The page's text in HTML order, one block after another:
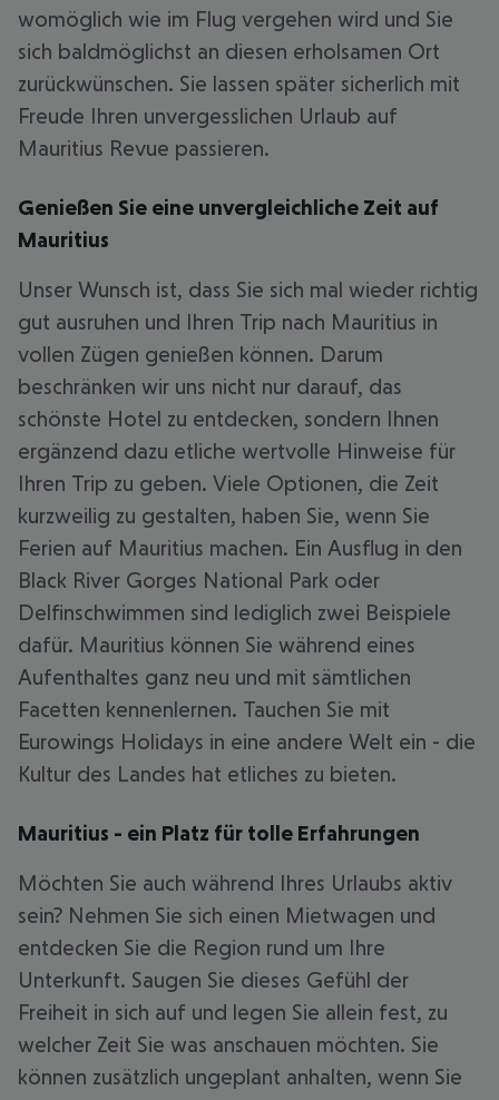
womöglich wie im Flug vergehen wird und Sie
sich baldmöglichst an diesen erholsamen Ort
zurückwünschen. Sie lassen später sicherlich mit
Freude Ihren unvergesslichen Urlaub auf
Mauritius Revue passieren.
Genießen Sie eine unvergleichliche Zeit auf
Mauritius
Unser Wunsch ist, dass Sie sich mal wieder richtig
gut ausruhen und Ihren Trip nach Mauritius in
vollen Zügen genießen können. Darum
beschränken wir uns nicht nur darauf, das
schönste Hotel zu entdecken, sondern Ihnen
ergänzend dazu etliche wertvolle Hinweise für
Ihren Trip zu geben. Viele Optionen, die Zeit
kurzweilig zu gestalten, haben Sie, wenn Sie
Ferien auf Mauritius machen. Ein Ausflug in den
Black River Gorges National Park oder
Delfinschwimmen sind lediglich zwei Beispiele
dafür. Mauritius können Sie während eines
Aufenthaltes ganz neu und mit sämtlichen
Facetten kennenlernen. Tauchen Sie mit
Eurowings Holidays in eine andere Welt ein - die
Kultur des Landes hat etliches zu bieten.
Mauritius - ein Platz für tolle Erfahrungen
Möchten Sie auch während Ihres Urlaubs aktiv
sein? Nehmen Sie sich einen Mietwagen und
entdecken Sie die Region rund um Ihre
Unterkunft. Saugen Sie dieses Gefühl der
Freiheit in sich auf und legen Sie allein fest, zu
welcher Zeit Sie was anschauen möchten. Sie
können zusätzlich ungeplant anhalten, wenn Sie